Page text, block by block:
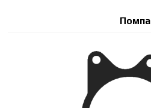
Помпа